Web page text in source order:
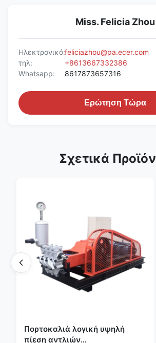
Miss. Felicia Zhou
Ηλεκτρονικό:feliciazhou@pa.ecer.com
τηλ:
+8613667332386
Whatsapp:
8617873657316
Ερώτηση Τώρα
Σχετικά
Πορτοκαλιά λογική υψηλή
πίεση αντλιών